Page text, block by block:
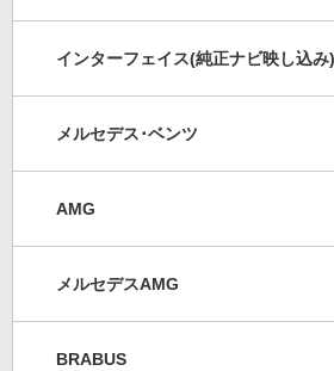
インターフェイス(純正ナビ映し込み
メルセデス･ベンツ
AMG
メルセデスAMG
BRABUS